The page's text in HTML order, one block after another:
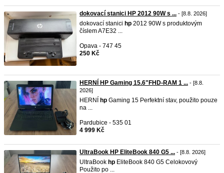
dokovací stanici HP 2012 90W s ... - [8.8. 2026]
dokovací stanici hp 2012 90W s produktovým
číslem A7E32 ...
Opava - 747 45
250 Kč
HERNÍ HP Gaming 15.6"FHD-RAM 1 ... - [8.8.
2026]
HERNÍ hp Gaming 15 Perfektní stav, použito pouze
na ...
Pardubice - 535 01
4 999 Kč
UltraBook HP EliteBook 840 G5 ... - [8.8. 2026]
UltraBook hp EliteBook 840 G5 Celokovový
Použito po ...